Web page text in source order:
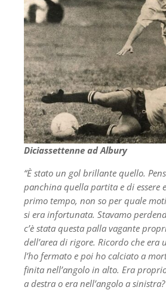
Diciassettenne ad Albury
“È stato un gol brillante quello.
panchina quella partita e di essere
primo tempo, non so per quale
si era infortunata. Stavamo
c’è stata questa palla vagante
dell’area di rigore. Ricordo che era
l’ho fermato e poi ho calciato a
finita nell’angolo in alto. Era
a destra o era nell’angolo a